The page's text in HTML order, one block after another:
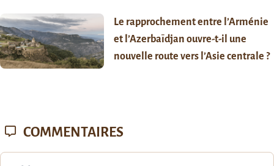
Le rapprochement entre l’Arménie
et l’Azerbaïdjan ouvre-t-il une
nouvelle route vers l’Asie centrale ?
COMMENTAIRES